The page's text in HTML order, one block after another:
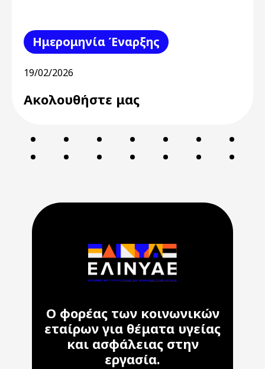
Ημερομηνία Έναρξης
19/02/2026
Ακολουθήστε μας
Ο φορέας των κοινωνικών
εταίρων για θέματα υγείας
και ασφάλειας στην
εργασία.